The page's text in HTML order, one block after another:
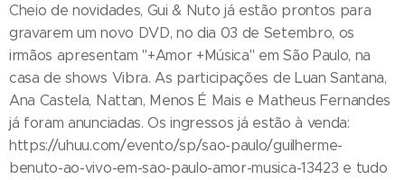
Cheio de novidades, Gui & Nuto já estão prontos para
gravarem um novo DVD, no dia 03 de Setembro, os
irmãos apresentam "+Amor +Música" em São Paulo, na
casa de shows Vibra. As participações de Luan Santana,
Ana Castela, Nattan, Menos É Mais e Matheus Fernandes
já foram anunciadas. Os ingressos já estão à venda:
https://uhuu.com/evento/sp/sao-paulo/guilherme-
benuto-ao-vivo-em-sao-paulo-amor-musica-13423 e tudo